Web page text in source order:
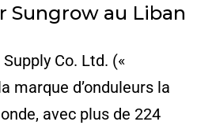
Sungrow au Liban
Co. Ltd. («
marque d’onduleurs la
avec plus de 224